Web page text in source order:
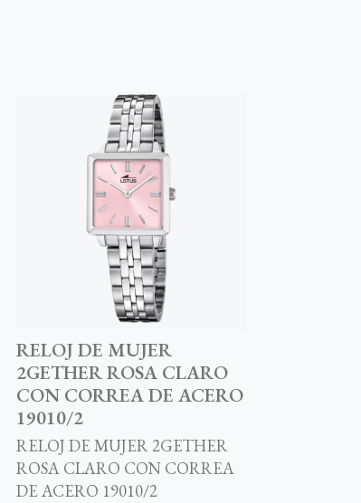
RELOJ DE MUJER
2GETHER ROSA CLARO
CON CORREA DE ACERO
19010/2
RELOJ DE MUJER 2GETHER
ROSA CLARO CON CORREA
DE ACERO 19010/2